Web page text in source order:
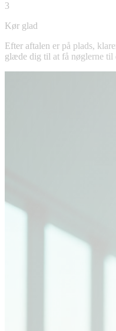
3
Kør glad
Efter aftalen er på plads,
glæde dig til at få nøglerne til